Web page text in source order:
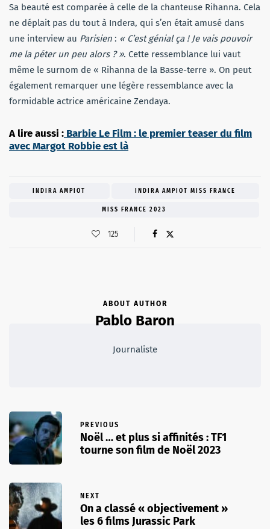
Sa beauté est comparée à celle de la chanteuse Rihanna. Cela
ne déplait pas du tout à Indera, qui s’en était amusé dans
une interview au Parisien : « C’est génial ça ! Je vais pouvoir
me la péter un peu alors ? ». Cette ressemblance lui vaut
même le surnom de « Rihanna de la Basse-terre ». On peut
également remarquer une légère ressemblance avec la
formidable actrice américaine Zendaya.
A lire aussi : Barbie Le Film : le premier teaser du film
avec Margot Robbie est là
INDIRA AMPIOT INDIRA AMPIOT MISS FRANCE
MISS FRANCE 2023
125
ABOUT AUTHOR
Pablo Baron
Journaliste
PREVIOUS
Noël … et plus si affinités : TF1
tourne son film de Noël 2023
NEXT
On a classé « objectivement »
les 6 films Jurassic Park